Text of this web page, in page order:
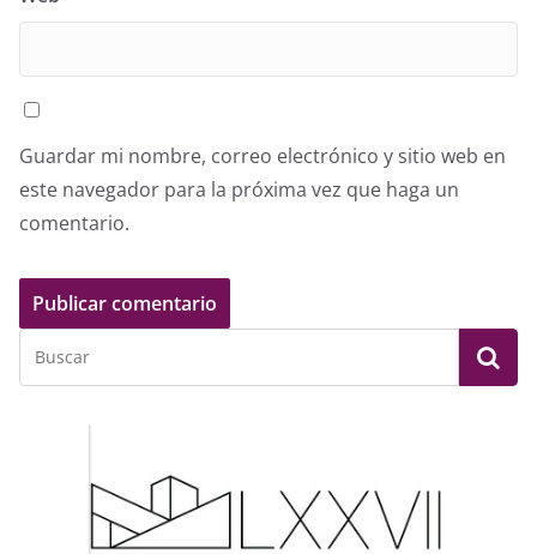
Guardar mi nombre, correo electrónico y sitio web en
este navegador para la próxima vez que haga un
comentario.